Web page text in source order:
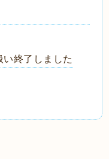
終了しました